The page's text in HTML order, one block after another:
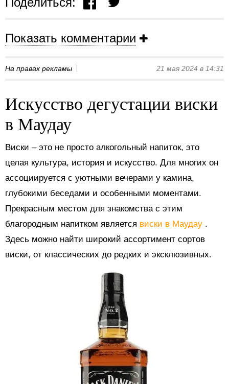
Показать комментарии
На правах рекламы 21 мая 2024 в 14:31
Искусство дегустации виски
в Маудау
Виски – это не просто алкогольный напиток, это
целая культура, история и искусство. Для многих он
ассоциируется с уютными вечерами у камина,
глубокими беседами и особенными моментами.
Прекрасным местом для знакомства с этим
благородным напитком является виски в Маудау .
Здесь можно найти широкий ассортимент сортов
виски, от классических до редких и эксклюзивных.